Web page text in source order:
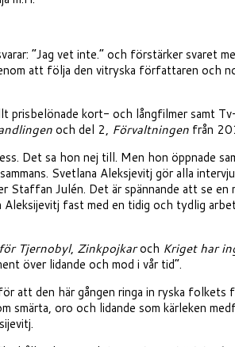
”Jag vet inte.” och förstärker svaret
att följa den vitryska författaren och
kort- och långfilmer samt
och del 2, Förvaltningen från
Det sa hon nej till. Men hon öppnade
Svetlana Aleksjevitj gör alla
Julén. Det är spännande att se en
fast med en tidig och tydlig
Tjernobyl, Zinkpojkaroch Kriget har
över lidande och mod i vår tid”.
att den här gången ringa in ryska
smärta, oro och lidande som kärleken